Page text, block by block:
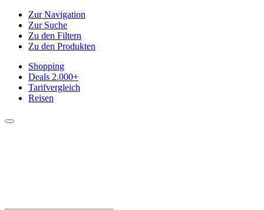
Zur Navigation
Zur Suche
Zu den Filtern
Zu den Produkten
Shopping
Deals 2.000+
Tarifvergleich
Reisen